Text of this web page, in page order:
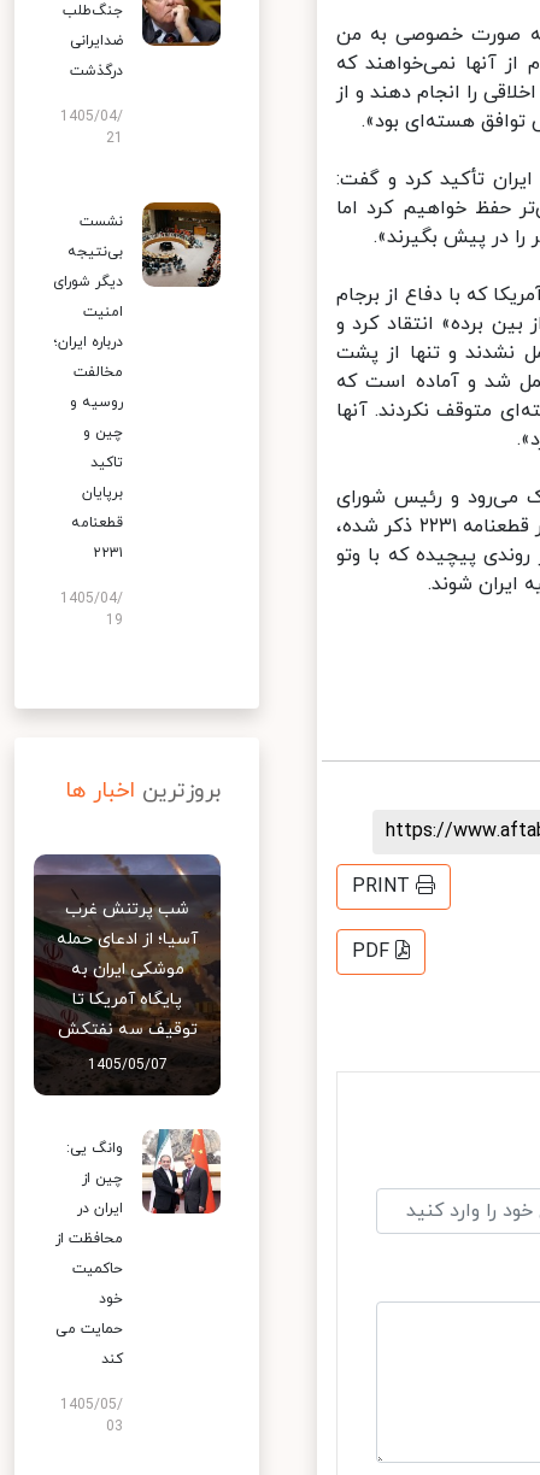
صورت خصوصی به من
آنها نمی‌خواهند که
را انجام دهند و از
هسته‌ای بود».
تأکید کرد و گفت:
حفظ خواهیم کرد اما
در پیش بگیرند».
که با دفاع از برجام
برده» انتقاد کرد و
نشدند و تنها از پشت
شد و آماده است که
متوقف نکردند. آنها
می‌رود و رئیس شورای
امنیت را از تصمیم آمریکا برای فعال کردن مکانیسم ماشه (اسنپ‌بک) که در قطعنامه ۲۲۳۱ ذکر شده،
پیچیده که با وتو
شوند.
https://
PRINT
PDF
جنگ‌طلب
ضدایرانی
درگذشت
1405/04/
نشست
بی‌نتیجه
دیگر شورای
امنیت
درباره ایران؛
مخالفت
روسیه و
چین و
تاکید
برپایان
قطعنامه
۲۲۳۱
1405/04/
19
بروزترین اخبار ها
شب پرتنش غرب
آسیا؛ از ادعای حمله
موشکی ایران به
پایگاه آمریکا تا
توقیف سه نفتکش
1405/05/07
وانگ یی:
چین از
ایران در
محافظت از
حاکمیت
خود
حمایت می
کند
1405/05/
03